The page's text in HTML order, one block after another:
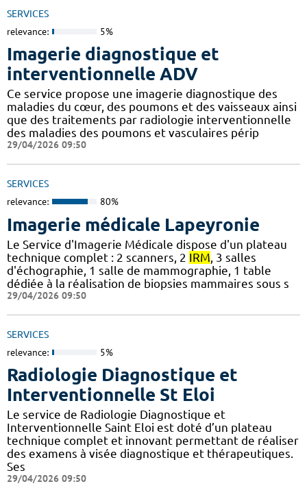
SERVICES
relevance: 5%
Imagerie diagnostique et
interventionnelle ADV
Ce service propose une imagerie diagnostique des
maladies du cœur, des poumons et des vaisseaux ainsi
que des traitements par radiologie interventionnelle
des maladies des poumons et vasculaires périp
29/04/2026 09:50
SERVICES
relevance: 80%
Imagerie médicale Lapeyronie
Le Service d'Imagerie Médicale dispose d'un plateau
technique complet : 2 scanners, 2 IRM , 3 salles
d'échographie, 1 salle de mammographie, 1 table
dédiée à la réalisation de biopsies mammaires sous s
29/04/2026 09:50
SERVICES
relevance: 5%
Radiologie Diagnostique et
Interventionnelle St Eloi
Le service de Radiologie Diagnostique et
Interventionnelle Saint Eloi est doté d’un plateau
technique complet et innovant permettant de réaliser
des examens à visée diagnostique et thérapeutiques.
Ses
29/04/2026 09:50